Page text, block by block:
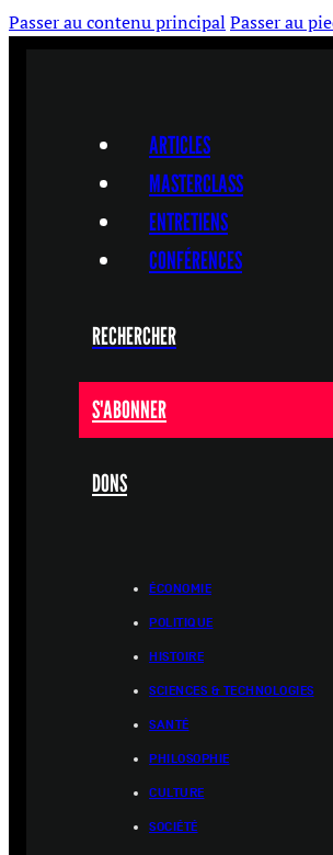
Passer au contenu principal Passer au
ARTICLES
MASTERCLASS
ENTRETIENS
CONFÉRENCES
RECHERCHER
S'ABONNER
DONS
ÉCONOMIE
POLITIQUE
HISTOIRE
SCIENCES & TECHNOLOGIES
SANTÉ
PHILOSOPHIE
CULTURE
SOCIÉTÉ